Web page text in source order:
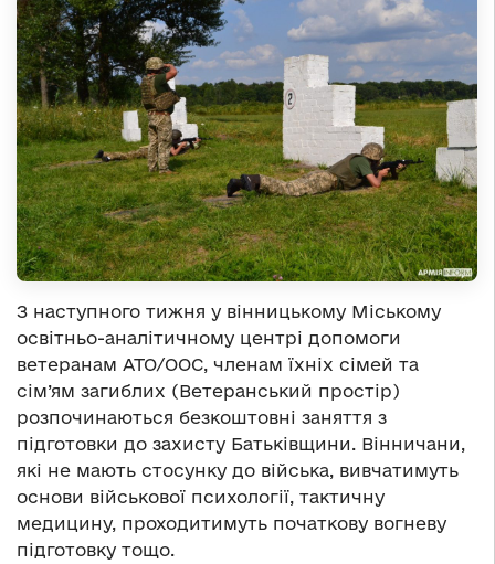
З наступного тижня у вінницькому Міському
освітньо-аналітичному центрі допомоги
ветеранам АТО/ООС, членам їхніх сімей та
сім’ям загиблих (Ветеранський простір)
розпочинаються безкоштовні заняття з
підготовки до захисту Батьківщини. Вінничани,
які не мають стосунку до війська, вивчатимуть
основи військової психології, тактичну
медицину, проходитимуть початкову вогневу
підготовку тощо.